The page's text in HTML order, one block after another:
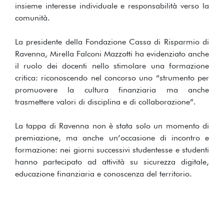
insieme interesse individuale e responsabilità verso la
comunità.
La presidente della Fondazione Cassa di Risparmio di
Ravenna, Mirella Falconi Mazzotti ha evidenziato anche
il ruolo dei docenti nello stimolare una formazione
critica: riconoscendo nel concorso uno “strumento per
promuovere la cultura finanziaria ma anche
trasmettere valori di disciplina e di collaborazione”.
La tappa di Ravenna non è stata solo un momento di
premiazione, ma anche un’occasione di incontro e
formazione: nei giorni successivi studentesse e studenti
hanno partecipato ad attività su sicurezza digitale,
educazione finanziaria e conoscenza del territorio.